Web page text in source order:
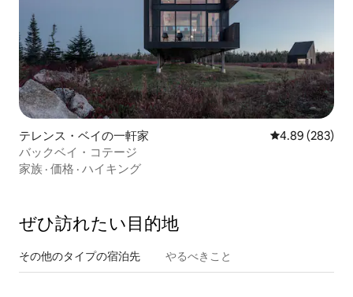
テレンス・ベイの一軒家 レビュー283
4.89 (283)
バックベイ・コテージ
家族 · 価格 · ハイキング
ぜひ訪⁠れ⁠た⁠い目⁠的⁠地
その他のタ⁠イ⁠プ⁠の宿⁠泊⁠先 やるべきこと